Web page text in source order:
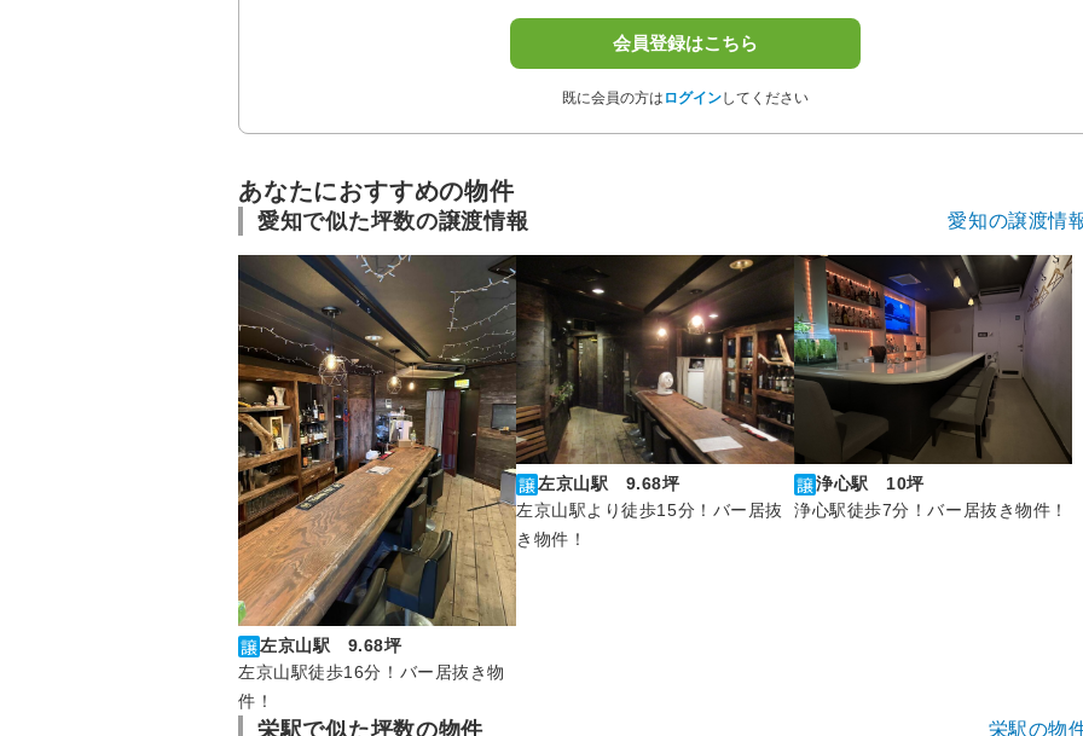
会員登録はこちら
既に会員の方は ログインしてください
あなたにおすすめの物件
愛知で似た坪数の譲渡情報 愛知の譲渡情
左京山駅 9.68坪
左京山駅徒歩16分！バー居抜き物
件！
左京山駅 9.68坪
左京山駅より徒歩15分！バー居抜
き物件！
浄心駅 10坪
浄心駅徒歩7分！バー居抜き物件！
栄駅で似た坪数の物件 栄駅の物